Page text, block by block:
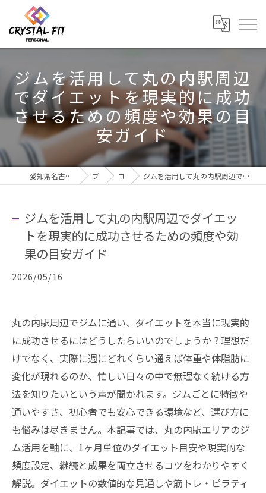
ジムを活用して丸の内駅周辺
でダイエットを現実的に成功
させるための頻度や効果の目
安ガイド
愛知県名古屋市のジムならCRYSTAL Fit ブログ コラム ジムを活用して丸の内駅周辺でダイエットを現実的に成功させるための頻度や効果の目安ガイド
ジムを活用して丸の内駅周辺でダイエッ
トを現実的に成功させるための頻度や効
果の目安ガイド
2026/05/16
丸の内駅周辺でジムに通い、ダイエットを本当に現実的
に成功させるにはどうしたらいいのでしょうか？理想だ
けでなく、実際に週にどれくらい通えば体重や体脂肪に
変化が現れるのか、忙しい日々の中で無理なく続ける方
法を知りたいという声が聞かれます。ジムごとに特徴や
通いやすさ、初心者でも安心できる環境など、選び方に
も悩みは尽きません。本記事では、丸の内駅エリアのジ
ム活用を軸に、1ヶ月単位のダイエット目安や現実的な
頻度設定、継続と成果を両立させるコツをわかりやすく
解説。ダイエットの数値的な見通しや筋トレ・ピラティ